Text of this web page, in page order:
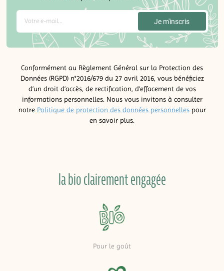
Conformément au Règlement Général sur la Protection des
Données (RGPD) n°2016/679 du 27 avril 2016, vous bénéficiez
d’un droit d’accès, de rectification, d’effacement de vos
informations personnelles. Nous vous invitons à consulter
notre Politique de protection des données personnellespour
en savoir plus.
la bio clairement engagée
Pour le goût